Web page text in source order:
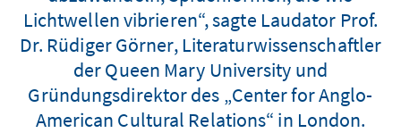
Lichtwellen vibrieren“, sagte Laudator Prof.
Dr. Rüdiger Görner, Literaturwissenschaftler
der Queen Mary University und
Gründungsdirektor des „Center for Anglo-
American Cultural Relations“ in London.